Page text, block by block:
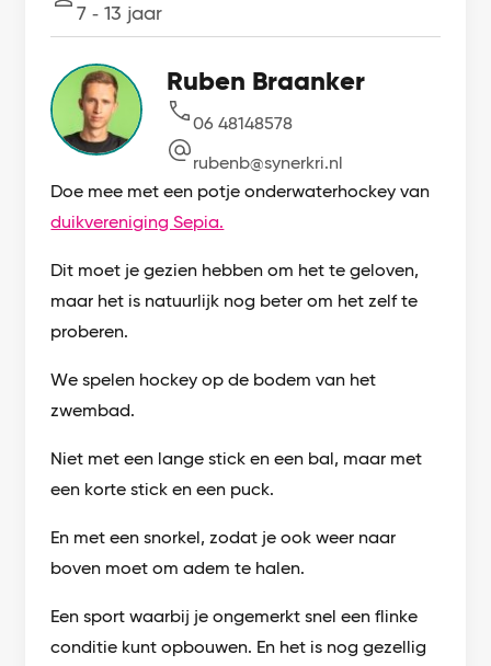
Leeftijd
7 ‐ 13 jaar
Ruben Braanker
06 48148578
rubenb@synerkri.nl
Doe mee met een potje onderwaterhockey van
duikvereniging Sepia.
Dit moet je gezien hebben om het te geloven,
maar het is natuurlijk nog beter om het zelf te
proberen.
We spelen hockey op de bodem van het
zwembad.
Niet met een lange stick en een bal, maar met
een korte stick en een puck.
En met een snorkel, zodat je ook weer naar
boven moet om adem te halen.
Een sport waarbij je ongemerkt snel een flinke
conditie kunt opbouwen. En het is nog gezellig